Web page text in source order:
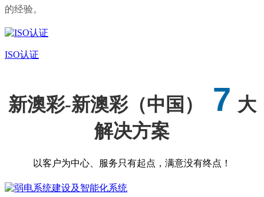
的经验。
ISO认证
新澳彩-新澳彩（中国） 7 大
解决方案
以客户为中心、服务只有起点，满意没有终点！